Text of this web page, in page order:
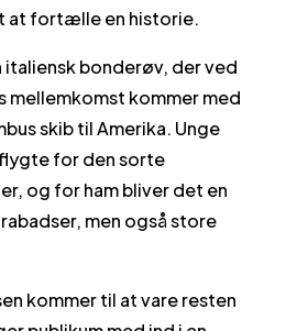
at fortælle en historie.
italiensk bonderøv, der ved
kommer med
skib til Amerika. Unge
for den sorte
og for ham bliver det en
men også store
kommer til at vare resten